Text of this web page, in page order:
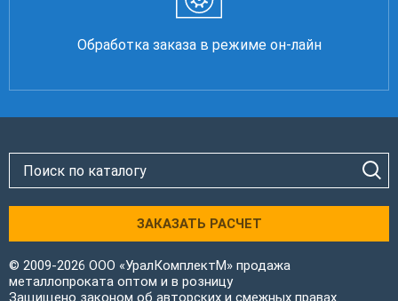
Обработка заказа в режиме он-лайн
ЗАКАЗАТЬ РАСЧЕТ
© 2009-2026 ООО «УралКомплектМ» продажа
металлопроката оптом и в розницу
Защищено законом об авторских и смежных правах